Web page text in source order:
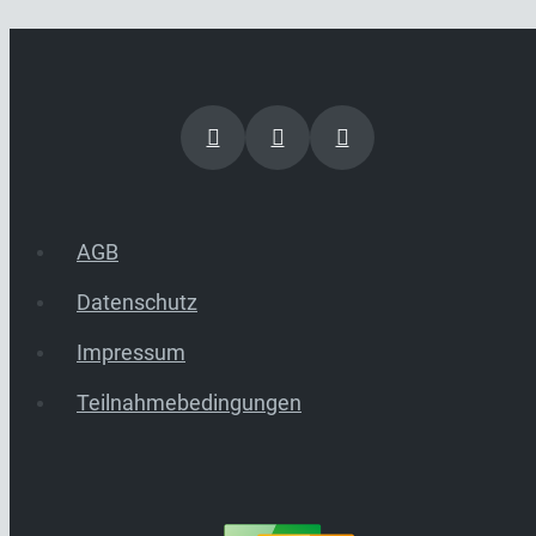
AGB
Datenschutz
Impressum
Teilnahmebedingungen